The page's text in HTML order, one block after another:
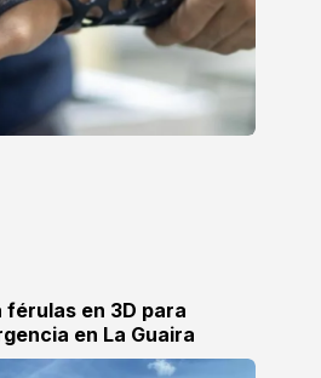
férulas en 3D para
en La Guaira